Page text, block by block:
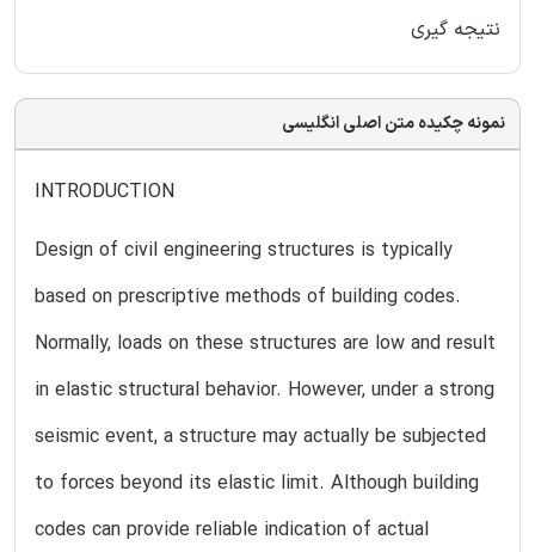
نتیجه گیری
نمونه چکیده متن اصلی انگلیسی
INTRODUCTION
Design of civil engineering structures is typically
based on prescriptive methods of building codes.
Normally, loads on these structures are low and result
in elastic structural behavior. However, under a strong
seismic event, a structure may actually be subjected
to forces beyond its elastic limit. Although building
codes can provide reliable indication of actual